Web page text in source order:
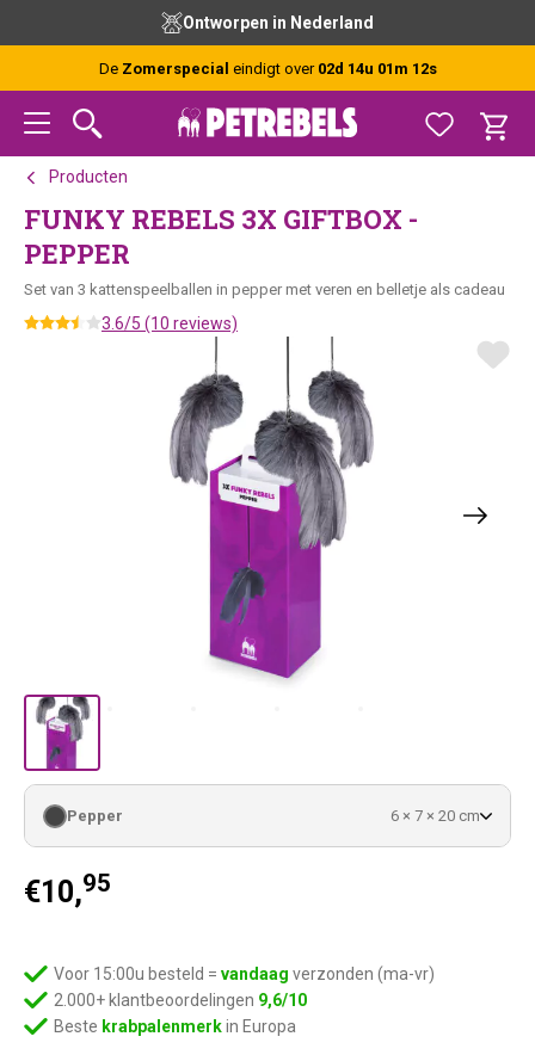
hoofdnavigatie
hoofd
inhoud
voettekst
Ontworpen in Nederland
De Zomerspecial eindigt over 02d 14u 01m 11s
Producten
FUNKY REBELS 3X GIFTBOX -
PEPPER
Set van 3 kattenspeelballen in pepper met veren en belletje als cadeau
3.6/5 (10 reviews)
€10,95
Pepper 6 × 7 × 20 cm
Voor 15:00u besteld = vandaag verzonden (ma-vr)
2.000+ klantbeoordelingen 9,6/10
Beste krabpalenmerkin Europa